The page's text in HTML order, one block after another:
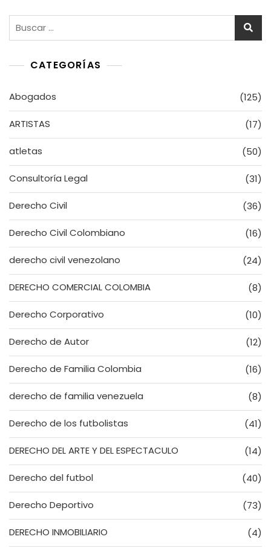
CATEGORÍAS
Abogados (125)
ARTISTAS (17)
atletas (50)
Consultoría Legal (31)
Derecho Civil (36)
Derecho Civil Colombiano (16)
derecho civil venezolano (24)
DERECHO COMERCIAL COLOMBIA (8)
Derecho Corporativo (10)
Derecho de Autor (12)
Derecho de Familia Colombia (16)
derecho de familia venezuela (8)
Derecho de los futbolistas (41)
DERECHO DEL ARTE Y DEL ESPECTACULO (14)
Derecho del futbol (40)
Derecho Deportivo (73)
DERECHO INMOBILIARIO (4)